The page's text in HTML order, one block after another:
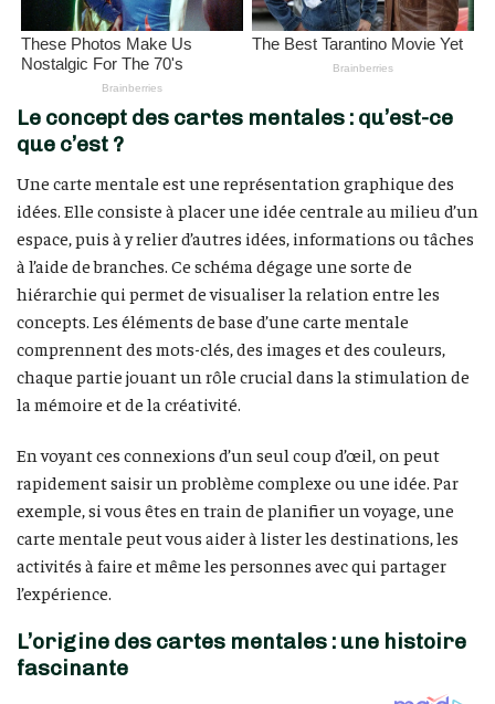
Le concept des cartes mentales : qu’est-ce
que c’est ?
Une carte mentale est une représentation graphique des
idées. Elle consiste à placer une idée centrale au milieu d’un
espace, puis à y relier d’autres idées, informations ou tâches
à l’aide de branches. Ce schéma dégage une sorte de
hiérarchie qui permet de visualiser la relation entre les
concepts. Les éléments de base d’une carte mentale
comprennent des mots-clés, des images et des couleurs,
chaque partie jouant un rôle crucial dans la stimulation de
la mémoire et de la créativité.
En voyant ces connexions d’un seul coup d’œil, on peut
rapidement saisir un problème complexe ou une idée. Par
exemple, si vous êtes en train de planifier un voyage, une
carte mentale peut vous aider à lister les destinations, les
activités à faire et même les personnes avec qui partager
l’expérience.
L’origine des cartes mentales : une histoire
fascinante